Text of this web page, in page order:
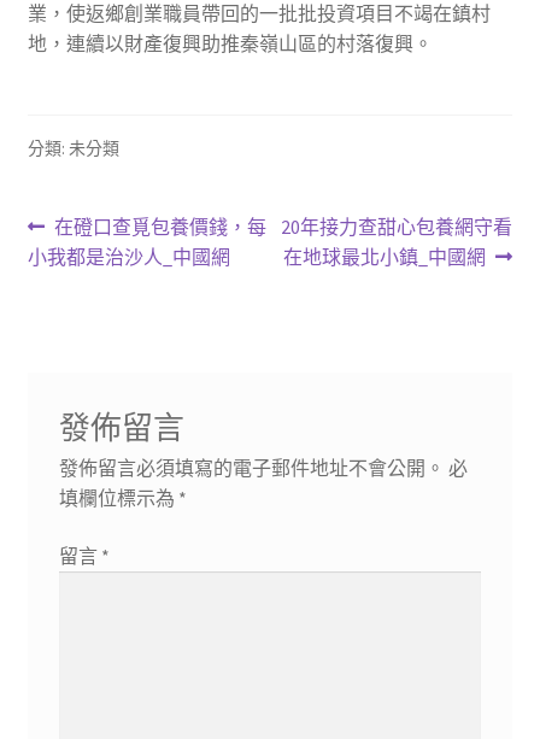
業，使返鄉創業職員帶回的一批批投資項目不竭在鎮村
地，連續以財產復興助推秦嶺山區的村落復興。
分類: 未分類
文
章
上
一
在磴口查覓包養價錢，每
小我都是治沙人_中國網
下
一
20年接力查甜心包養網守看
在地球最北小鎮_中國網
發佈留言
發佈留言必須填寫的電子郵件地址不會公開。 必
填欄位標示為 *
留言 *